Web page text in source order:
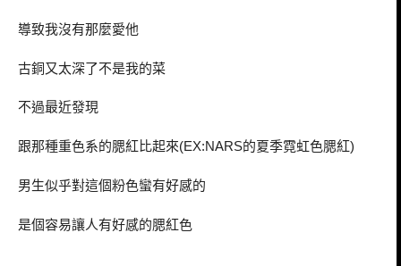
導致我沒有那麼愛他
古銅又太深了不是我的菜
不過最近發現
跟那種重色系的腮紅比起來(EX:NARS的夏季霓虹色腮紅)
男生似乎對這個粉色蠻有好感的
是個容易讓人有好感的腮紅色